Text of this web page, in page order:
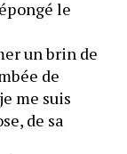
le
un brin de
de
me suis
de sa